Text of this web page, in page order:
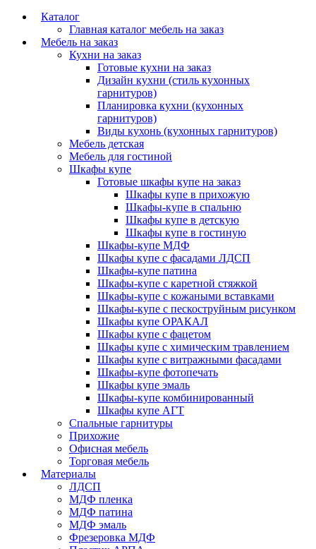
Каталог
Главная каталог мебель на заказ
Мебель на заказ
Кухни на заказ
Готовые кухни на заказ
Дизайн кухни (стиль кухонных
гарнитуров)
Планировка кухни (кухонных
гарнитуров)
Виды кухонь (кухонных гарнитуров)
Мебель детская
Мебель для гостиной
Шкафы купе
Готовые шкафы купе на заказ
Шкафы купе в прихожую
Шкафы-купе в спальню
Шкафы купе в детскую
Шкафы купе в гостиную
Шкафы-купе МДФ
Шкафы купе с фасадами ЛДСП
Шкафы-купе патина
Шкафы-купе с каретной стяжкой
Шкафы-купе с кожаными вставками
Шкафы-купе с пескоструйным рисунком
Шкафы купе ОРАКАЛ
Шкафы купе с фацетом
Шкафы купе с химическим травлением
Шкафы купе с витражными фасадами
Шкафы-купе фотопечать
Шкафы купе эмаль
Шкафы-купе комбинированный
Шкафы купе АГТ
Спальные гарнитуры
Прихожие
Офисная мебель
Торговая мебель
Материалы
ЛДСП
МДФ пленка
МДФ патина
МДФ эмаль
Фрезеровка МДФ